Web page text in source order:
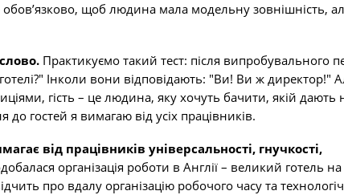
щоб людина мала модельну зовнішність,
Практикуємо такий тест: після випробувального
Інколи вони відповідають: "Ви! Ви ж директор!"
гість – це людина, яку хочуть бачити, якій
гостей я вимагаю від усіх працівників.
від працівників універсальності, гнучкості,
організація роботи в Англії – великий готель
про вдалу організацію робочого часу та